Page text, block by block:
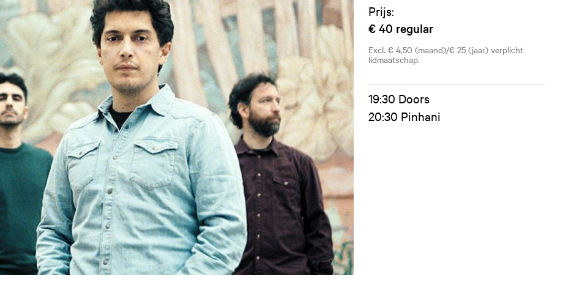
Prijs:
€ 40 regular
Excl. € 4,50 (maand)/€ 25 (jaar) verplicht
lidmaatschap.
19:30 Doors
20:30 Pinhani